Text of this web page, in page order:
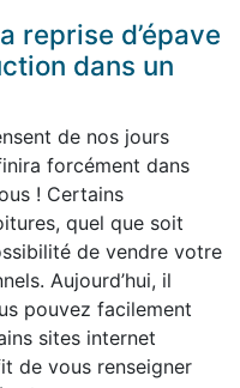
reprise d’épave
dans un
de nos jours
forcément dans
! Certains
quel que soit
de vendre votre
Aujourd’hui, il
pouvez facilement
sites internet
de vous renseigner